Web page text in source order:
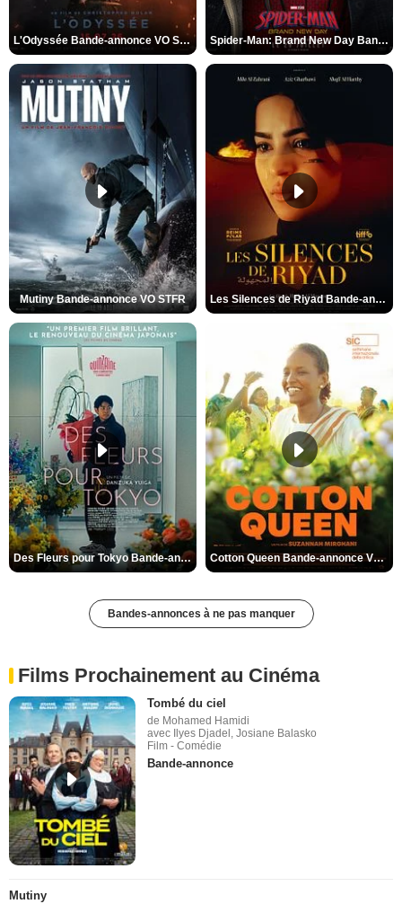
L'Odyssée Bande-annonce VO STFR Spider-Man: Brand New Day Bande-annonce VO STFR
Mutiny Bande-annonce VO STFR Les Silences de Riyad Bande-annonce VO STFR
Des Fleurs pour Tokyo Bande-annonce VO STFR Cotton Queen Bande-annonce VO STFR
Bandes-annonces à ne pas manquer
Films Prochainement au Cinéma
Tombé du ciel
de Mohamed Hamidi
avec Ilyes Djadel, Josiane Balasko
Film - Comédie
Bande-annonce
Mutiny